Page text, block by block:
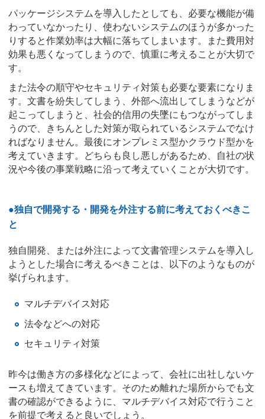
パッケージシステムを導入したとしても、必要な機能が備
わっていなかったり、使わないシステムのほうが多かった
りすると作業効率は大幅に落ちてしまいます。また費用対
効果も悪くなってしまうので、慎重に考えることが大切で
す。
また法令の順守やセキュリティ対策も必要な要素になりま
す。文書を紛失してしまう、外部へ流出してしまうなどが
起こってしまうと、社会的信用の失墜にもつながってしま
うので、きちんとした対策が取られているシステムでなけ
ればなりません。最後にオンプレミス型かクラウド型かを
考えていきます。どちらも良し悪しがあるため、自社の状
況や今後の事業戦略に沿って考えていくことが大切です。
●独自で開発する・開発を外注する前に考えておくべきこ
と
独自開発、または外注によって文書管理システムを導入し
ようとした場合に考えるべきことは、以下のようなものが
挙げられます。
マルチデバイス対応
法令などへの対応
セキュリティ対策
昨今は働き方の多様化などによって、会社に出社しないケ
ースも増えてきています。そのため離れた場所からでも文
書の確認ができるように、マルチデバイス対応で行うこと
を前提で考えると良いでしょう。